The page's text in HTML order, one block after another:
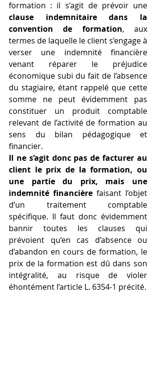
clause indemnitaire dans la
convention de formation, aux
termes de laquelle le client s’engage à
verser une indemnité financière
venant réparer le préjudice
économique subi du fait de l’absence
du stagiaire, étant rappelé que cette
somme ne peut évidemment pas
constituer un produit comptable
relevant de l’activité de formation au
sens du bilan pédagogique et
financier.
Il ne s’agit donc pas de facturer au
client le prix de la formation, ou
une partie du prix, mais une
indemnité financière faisant l’objet
d’un traitement comptable
spécifique. Il faut donc évidemment
bannir toutes les clauses qui
prévoient qu’en cas d’absence ou
d’abandon en cours de formation, le
prix de la formation est dû dans son
intégralité, au risque de violer
éhontément l’article L. 6354-1 précité.